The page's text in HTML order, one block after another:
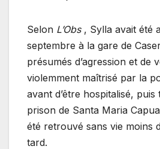
Selon L’Obs, Sylla avait été
septembre à la gare de
présumés d’agression et de
violemment maîtrisé par la
avant d’être hospitalisé,
prison de Santa Maria
été retrouvé sans vie moins
tard.